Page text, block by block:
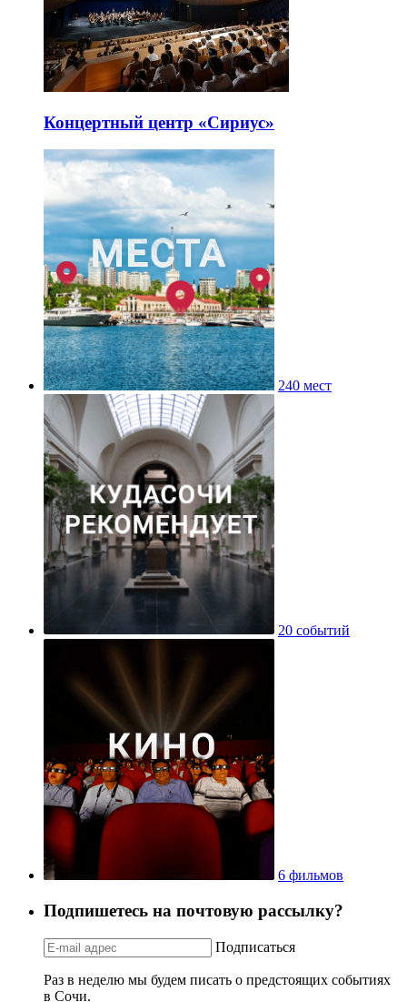
Концертный центр «Сириус»
240 мест
20 событий
6 фильмов
Подпишетесь на почтовую рассылку?
Подписаться
Раз в неделю мы будем писать о предстоящих событиях
в Сочи.